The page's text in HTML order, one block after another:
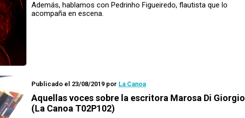
Además, hablamos con Pedrinho Figueiredo, flautista que lo
acompaña en escena.
Publicado el 23/08/2019 por La Canoa
Aquellas vocessobre la escritora Marosa Di Giorgio
(La Canoa T02P102)